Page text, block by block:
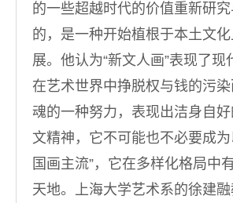
的一些超越时代的价值重新研
的，是一种开始植根于本土文
展。他认为“新文人画”表现了现
在艺术世界中挣脱权与钱的污
魂的一种努力，表现出洁身自
文精神，它不可能也不必要成为
国画主流”，它在多样化格局中
天地。上海大学艺术系的徐建